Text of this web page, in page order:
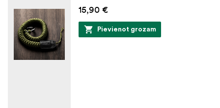
15,90 €
Pievienot grozam